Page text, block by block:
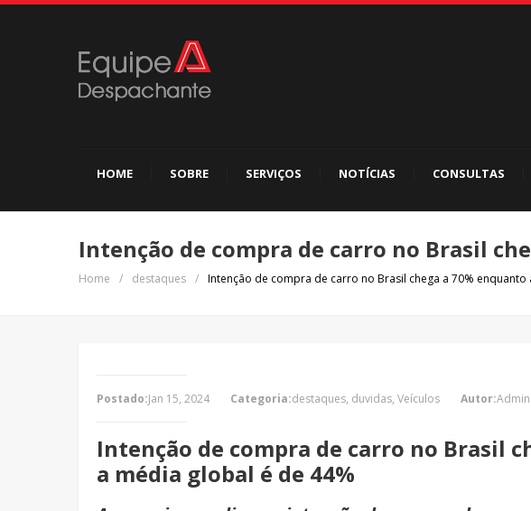
HOME SOBRE SERVIÇOS NOTÍCIAS CONSULTAS
Intenção de compra de carro no Brasil
Home / destaques / Intenção de compra de carro no Brasil chega a 70% enquanto
Postado:Jan 15, 2024 Categoria:destaques, duvidas,Veículos Autor:Admin
Intenção de compra de carro no Brasil
a média global é de 44%